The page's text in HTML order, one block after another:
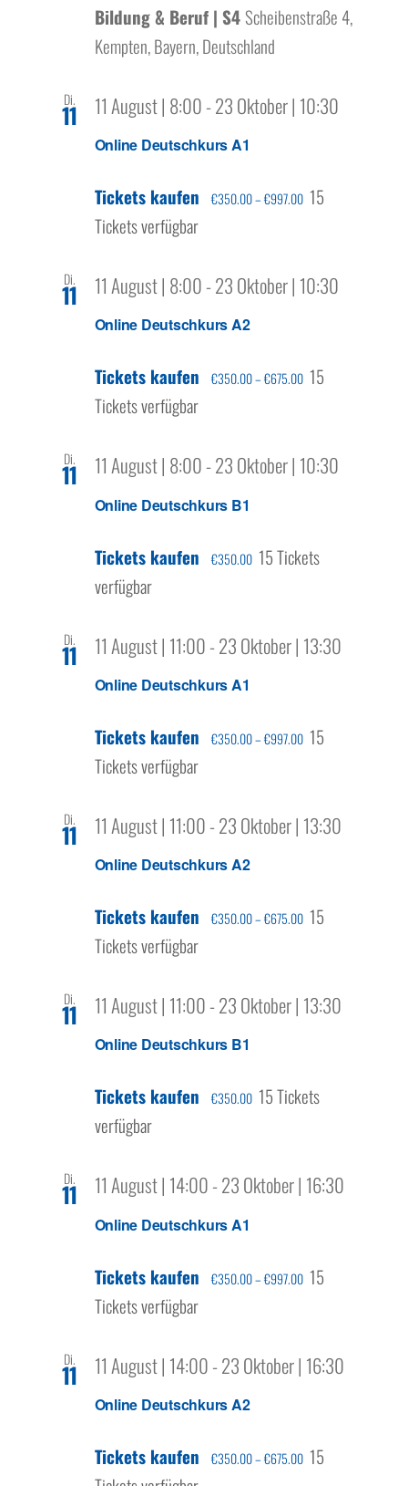
Bildung & Beruf | S4 Scheibenstraße 4,
Kempten, Bayern, Deutschland
Di.
11
Online Deutschkurs A1
11 August | 8:00-23 Oktober | 10:30
Tickets kaufen €350.00 – €997.00 15
Tickets verfügbar
Di.
11
Online Deutschkurs A2
11 August | 8:00-23 Oktober | 10:30
Tickets kaufen €350.00 – €675.00 15
Tickets verfügbar
Di.
11
Online Deutschkurs B1
11 August | 8:00-23 Oktober | 10:30
Tickets kaufen €350.00 15 Tickets
verfügbar
Di.
11
Online Deutschkurs A1
11 August | 11:00-23 Oktober | 13:30
Tickets kaufen €350.00 – €997.00 15
Tickets verfügbar
Di.
11
Online Deutschkurs A2
11 August | 11:00-23 Oktober | 13:30
Tickets kaufen €350.00 – €675.00 15
Tickets verfügbar
Di.
11
Online Deutschkurs B1
11 August | 11:00-23 Oktober | 13:30
Tickets kaufen €350.00 15 Tickets
verfügbar
Di.
11
Online Deutschkurs A1
11 August | 14:00-23 Oktober | 16:30
Tickets kaufen €350.00 – €997.00 15
Tickets verfügbar
Di.
11
Online Deutschkurs A2
11 August | 14:00-23 Oktober | 16:30
Tickets kaufen €350.00 – €675.00 15